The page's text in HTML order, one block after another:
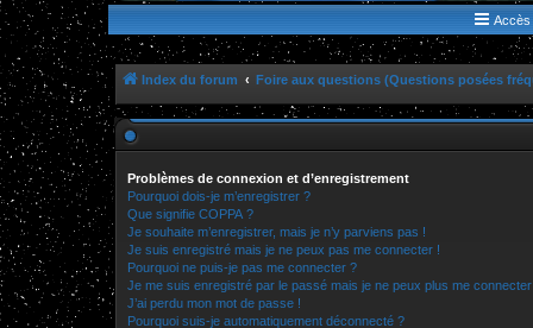
Accès
Index du forum Foire aux questions (Questions posées
Problèmes de connexion et d’enregistrement
Pourquoi dois-je m’enregistrer ?
Que signifie COPPA ?
Je souhaite m’enregistrer, mais je n’y parviens pas !
Je suis enregistré mais je ne peux pas me connecter !
Pourquoi ne puis-je pas me connecter ?
Je me suis enregistré par le passé mais je ne peux plus me connecter
J’ai perdu mon mot de passe !
Pourquoi suis-je automatiquement déconnecté ?